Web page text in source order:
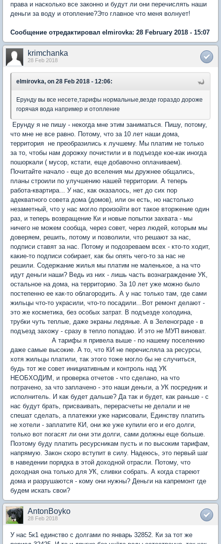
права и насколько все законно и будут ли они перечислять наши
деньги за воду и отопление?Это главное что меня волнует!
Сообщение отредактировал elmirovka: 28 February 2018 - 15:07
krimchanka
28 Feb 2018
elmirovka, on 28 Feb 2018 - 12:06:
Ерунду вы все несете,тарифы нормальные,везде гораздо дороже
горячая вода например и отопление
Ерунду я не пишу - некогда мне этим заниматься. Пишу, потому,
что мне не все равно. Потому, что за 10 лет наши дома,
территория не преобразились к лучшему. Мы платим не только
за то, чтобы нам дорожку почистили и в подъезде кое-как иногда
пошоркали ( мусор, кстати, еще добавочно оплачиваем).
Почитайте начало - еще до вселения мы дружнее общались,
планы строили по улучшению нашей территории. А теперь
работа-квартира... У нас, как оказалось, нет до сих пор
адекватного совета дома (домов), или он есть, но настолько
незаметный, что у нас могло произойти вот такое вторжение один
раз, и теперь возвращение Ки и новые попытки захвата - мы
ничего не можем сообща, через совет, через людей, которым мы
доверяем, решить, потому и позволили, что решают за нас,
подписи ставят за нас. Потому и подозреваем всех - кто-то ходит,
какие-то подписи собирает, как бы опять чего-то за нас не
решили. Содержание жилья мы платим не маленькое, а на что
идут деньги наши? Ведь из них - лишь часть вознаграждение УК,
остальное на дома, на территорию. За 10 лет уже можно было
постепенно ее как-то облагородить. А у нас только там, где сами
жильцы что-то украсили, что-то посадили...Вот ремонт делают -
это же косметика, без особых затрат. В подъезде холодина,
трубки чуть теплые, даже экраны ледяные. А в Зеленограде - в
подъезд захожу - сразу в тепло попадаю. И это не МУП виноват.
А тарифы я привела выше - по нашему поселению
даже самые высокие. А то, что КИ не перечисляла за ресурсы,
хотя жильцы платили, так этого тоже могло бы не случиться,
будь тот же совет инициативным и контроль над УК
НЕОБХОДИМ, и проверка отчетов - что сделано, на что
потрачено, за что заплачено - это наши деньги, а УК посредник и
исполнитель. И как будет дальше? Да так и будет, как раньше - с
нас будут брать, присваивать, перерасчеты не делали и не
спешат сделать, а платежки уже нарисовали, Единству платить
не хотели - заплатите КИ, они же уже купили его и его долги,
только вот погасят ли они эти долги, сами должны еще больше.
Поэтому буду платить ресурсникам пусть и по высоким тарифам,
напрямую. Закон скоро вступит в силу. Надеюсь, это первый шаг
в наведении порядка в этой доходной отрасли. Потому, что
доходная она только для УК, сливки собрать. А когда стареют
дома и разрушаются - кому они нужны? Деньги на капремонт где
будем искать свои?
AntonBoyko
28 Feb 2018
У нас 5к1 единство с долгами по январь 32852. Ки за тот же